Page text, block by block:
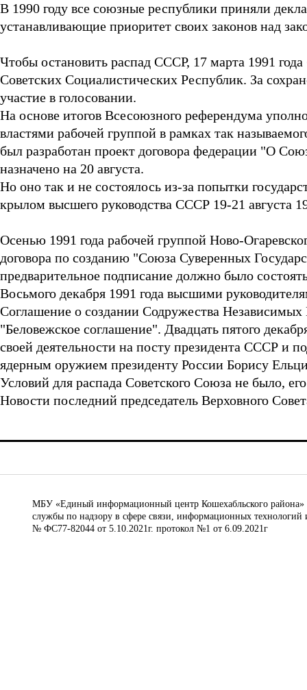
В 1990 году все союзные республики приняли
устанавливающие приоритет своих законов над
Чтобы остановить распад СССР, 17 марта 1991
Советских Социалистических Республик. За
участие в голосовании.
На основе итогов Всесоюзного референдума
властями рабочей группой в рамках так
был разработан проект договора федерации "О
назначено на 20 августа.
Но оно так и не состоялось из-за попытки
крылом высшего руководства СССР 19-21 августа
Осенью 1991 года рабочей группой Ново-
договора по созданию "Союза Суверенных
предварительное подписание должно было
Восьмого декабря 1991 года высшими
Соглашение о создании Содружества
"Беловежское соглашение". Двадцать пятого
своей деятельности на посту президента СССР и
ядерным оружием президенту России Борису
Условий для распада Советского Союза не было,
Новости последний председатель Верховного
МБУ «Единый информационный центр Кошехабльского района»
службы по надзору в сфере связи, информационных
№ ФС77-82044 от 5.10.2021г. протокол №1 от 6.09.2021г